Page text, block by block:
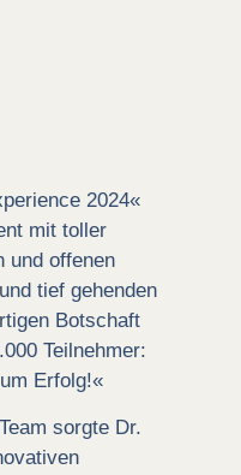
2024«
mit toller
und offenen
tief gehenden
Botschaft
Teilnehmer:
Erfolg!«
sorgte Dr.